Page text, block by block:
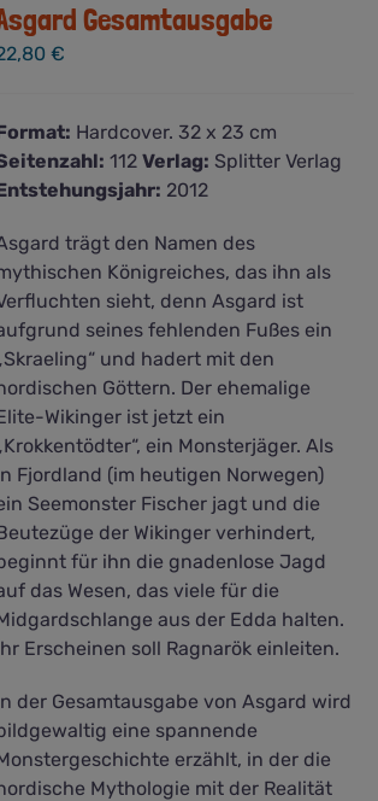
Gesamtausgabe
€
Hardcover. 32 x 23 cm
112Verlag: Splitter Verlag
2012
trägt den Namen des
Königreiches, das ihn als
sieht, denn Asgard ist
seines fehlenden Fußes ein
und hadert mit den
Göttern. Der ehemalige
Wikinger ist jetzt ein
ein Monsterjäger. Als
Fjordland (im heutigen Norwegen)
Seemonster Fischer jagt und die
der Wikinger verhindert,
für ihn die gnadenlose Jagd
das Wesen, das viele für die
aus der Edda halten.
Erscheinen soll Ragnarök einleiten.
der Gesamtausgabe von Asgard wird
eine spannende
erzählt, in der die
Mythologie mit der Realität